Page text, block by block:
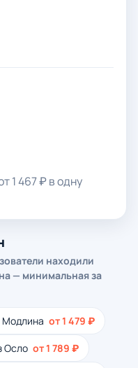
1 467 ₽ в одну
находили
— минимальная за
Модлина от 1 479 ₽
Осло от 1 789 ₽